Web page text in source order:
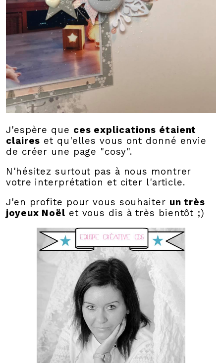
J'espère que ces explications étaient
claires et qu'elles vous ont donné envie
de créer une page "cosy".
N'hésitez surtout pas à nous montrer
votre interprétation et citer l'article.
J'en profite pour vous souhaiter un très
joyeux Noël et vous dis à très bientôt ;)